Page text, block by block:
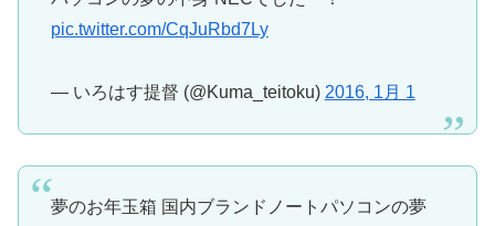
pic.twitter.com/CqJuRbd7Ly
— いろはす提督 (@Kuma_teitoku) 2016, 1月 1
夢のお年玉箱 国内ブランドノートパソコンの夢